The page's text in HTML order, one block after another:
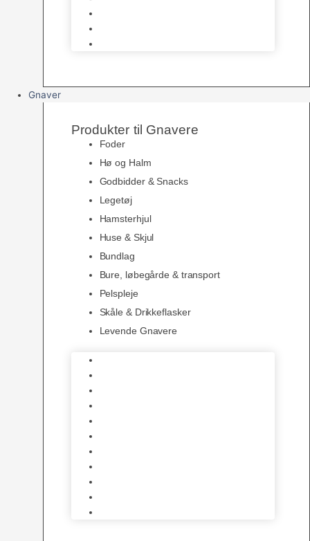
Gnaver
Produkter til Gnavere
Foder
Hø og Halm
Godbidder & Snacks
Legetøj
Hamsterhjul
Huse & Skjul
Bundlag
Bure, løbegårde & transport
Pelspleje
Skåle & Drikkeflasker
Levende Gnavere